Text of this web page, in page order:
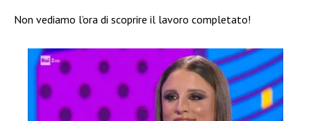
Non vediamo l’ora di scoprire il lavoro completato!